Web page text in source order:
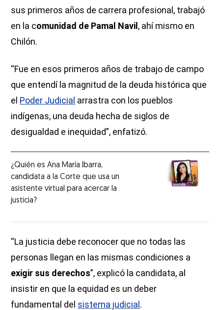
sus primeros años de carrera profesional, trabajó
en la comunidad de Pamal Navil, ahí mismo en
Chilón.
“Fue en esos primeros años de trabajo de campo
que entendí la magnitud de la deuda histórica que
el Poder Judicial arrastra con los pueblos
indígenas, una deuda hecha de siglos de
desigualdad e inequidad”, enfatizó.
¿Quién es Ana María Ibarra,
candidata a la Corte que usa un
asistente virtual para acercar la
justicia?
“La justicia debe reconocer que no todas las
personas llegan en las mismas condiciones a
exigir sus derechos”, explicó la candidata, al
insistir en que la equidad es un deber
fundamental del sistema judicial.